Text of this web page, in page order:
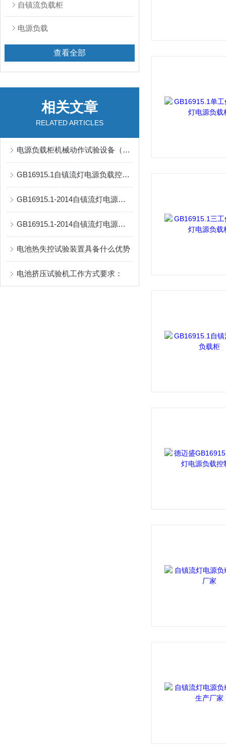
自镇流负载柜
电源负载
查看全部
相关文章
RELATED ARTICLES
电源负载柜机械动作试验设备（如插头插座寿命试验机）
GB16915.1自镇流灯电源负载控制柜
GB16915.1-2014自镇流灯电源负载柜
GB16915.1-2014自镇流灯电源负载控制柜
电池热失控试验装置具备什么优势
电池挤压试验机工作方式要求：